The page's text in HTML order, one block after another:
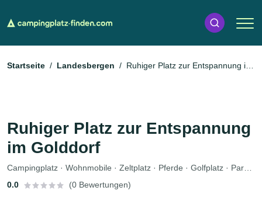
Startseite Landesbergen
Ruhiger Platz zur Entspannung im
Ruhiger Platz zur Entspannung
im Golddorf
0.0
(0 Bewertungen)